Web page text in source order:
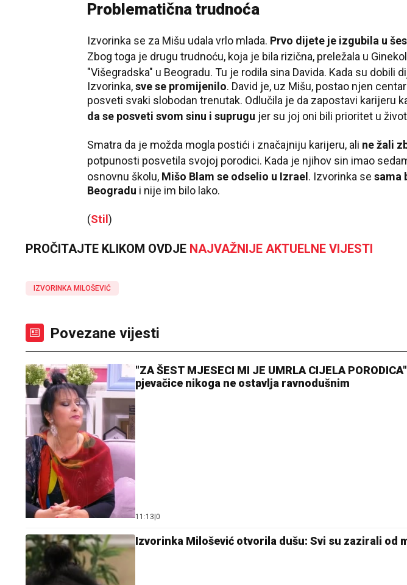
Problematična trudnoća
Izvorinka se za Mišu udala vrlo mlada. Prvo dijete je izgubila u
Zbog toga je drugu trudnoću, koja je bila rizična, preležala u
"Višegradska" u Beogradu. Tu je rodila sina Davida. Kada su dobili
Izvorinka,sve se promijenilo. David je, uz Mišu, postao njen
posveti svaki slobodan trenutak. Odlučila je da zapostavi karijeru k
da se posveti svom sinu i suprugu jer su joj oni bili prioritet u
Smatra da je možda mogla postići i značajniju karijeru, ali ne žali
potpunosti posvetila svojoj porodici. Kada je njihov sin imao
osnovnu školu, Mišo Blam se odselio u Izrael. Izvorinka se sama
Beogradu i nije im bilo lako.
(Stil)
PROČITAJTE KLIKOM OVDJE NAJVAŽNIJE AKTUELNE VIJESTI
IZVORINKA MILOŠEVIĆ
Povezane vijesti
"ZA ŠEST MJESECI MI JE UMRLA CIJELA
pjevačice nikoga ne ostavlja ravnodušnim
11:13|0
Izvorinka Milošević otvorila dušu: Svi su zazirali od